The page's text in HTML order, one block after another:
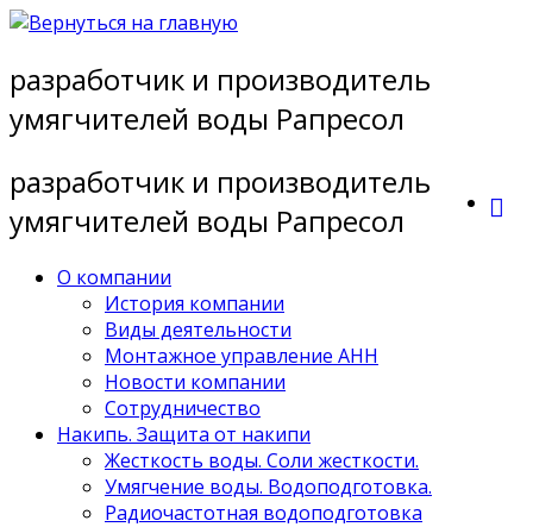
Перейти
содержимому
разработчик и производитель
умягчителей воды Рапресол
разработчик и производитель
умягчителей воды Рапресол
О компании
История компании
Виды деятельности
Монтажное управление АНН
Новости компании
Сотрудничество
Накипь. Защита от накипи
Жесткость воды. Соли жесткости.
Умягчение воды. Водоподготовка.
Радиочастотная водоподготовка